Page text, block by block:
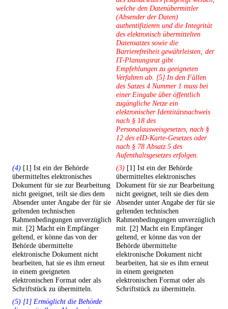
welche den Datenübermittler
(Absender der Daten)
authentifizieren und die Integrität
des elektronisch übermittelten
Datensatzes sowie die
Barrierefreiheit gewährleisten; der
IT-Planungsrat gibt
Empfehlungen zu geeigneten
Verfahren ab. [5] In den Fällen
des Satzes 4 Nummer 1 muss bei
einer Eingabe über öffentlich
zugängliche Netze ein
elektronischer Identitätsnachweis
nach § 18 des
Personalausweisgesetzes, nach §
12 des eID-Karte-Gesetzes oder
nach § 78 Absatz 5 des
Aufenthaltsgesetzes erfolgen.
(4) [1] Ist ein der Behörde
übermitteltes elektronisches
Dokument für sie zur Bearbeitung
nicht geeignet, teilt sie dies dem
Absender unter Angabe der für sie
geltenden technischen
Rahmenbedingungen unverzüglich
mit. [2] Macht ein Empfänger
geltend, er könne das von der
Behörde übermittelte
elektronische Dokument nicht
bearbeiten, hat sie es ihm erneut
in einem geeigneten
elektronischen Format oder als
Schriftstück zu übermitteln.
(3) [1] Ist ein der Behörde
übermitteltes elektronisches
Dokument für sie zur Bearbeitung
nicht geeignet, teilt sie dies dem
Absender unter Angabe der für sie
geltenden technischen
Rahmenbedingungen unverzüglich
mit. [2] Macht ein Empfänger
geltend, er könne das von der
Behörde übermittelte
elektronische Dokument nicht
bearbeiten, hat sie es ihm erneut
in einem geeigneten
elektronischen Format oder als
Schriftstück zu übermitteln.
(5) [1] Ermöglicht die Behörde